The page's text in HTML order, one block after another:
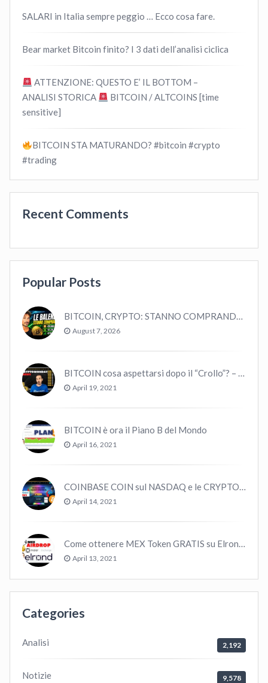
SALARI in Italia sempre peggio … Ecco cosa fare.
Bear market Bitcoin finito? I 3 dati dell’analisi ciclica
ATTENZIONE: QUESTO E’ IL BOTTOM –
ANALISI STORICA
BITCOIN / ALTCOINS [time
sensitive]
BITCOIN STA MATURANDO? #bitcoin #crypto
#trading
Recent Comments
Popular Posts
BITCOIN, CRYPTO: STANNO COMPRANDO TUTTI (GUARDA QUESTI DATI), EPPURE…
August 7, 2026
BITCOIN cosa aspettarsi dopo il “Crollo”? – CryptoMonday NEWS w16/’21
April 19, 2021
BITCOIN è ora il Piano B del Mondo
April 16, 2021
COINBASE COIN sul NASDAQ e le CRYPTO volano!
April 14, 2021
Come ottenere MEX Token GRATIS su Elrond ?
April 13, 2021
Categories
Analisi 2,192
Notizie 9,578